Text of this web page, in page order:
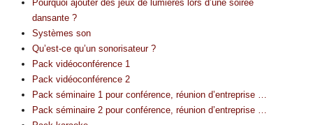
Pourquoi ajouter des jeux de lumières lors d’une soirée
dansante ?
Systèmes son
Qu’est-ce qu’un sonorisateur ?
Pack vidéoconférence 1
Pack vidéoconférence 2
Pack séminaire 1 pour conférence, réunion d’entreprise …
Pack séminaire 2 pour conférence, réunion d’entreprise …